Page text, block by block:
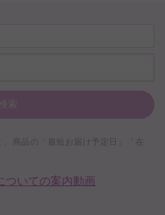
索
商品の「最短お届け予定日」「在
ついての案内動画